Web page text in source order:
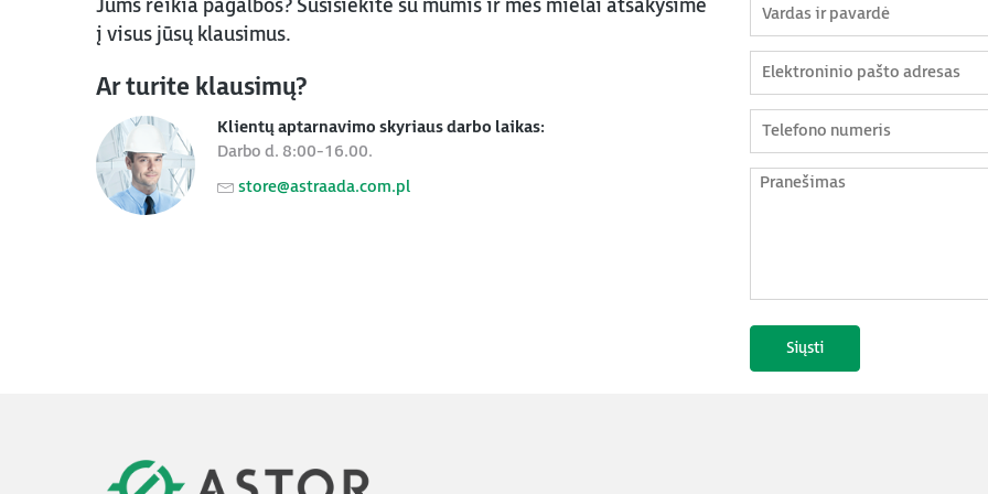
Jums reikia pagalbos? Susisiekite su mumis ir mes mielai atsakysime
į visus jūsų klausimus.
Ar turite klausimų?
Klientų aptarnavimo skyriaus darbo laikas:
Darbo d. 8:00-16.00.
store@astraada.com.pl